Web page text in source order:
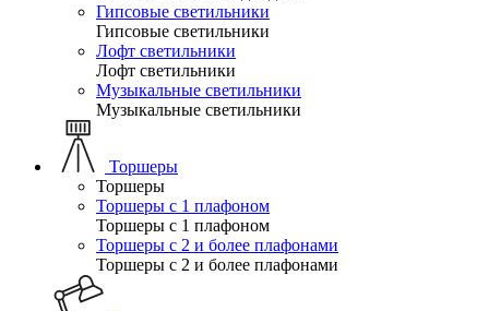
Гипсовые светильники
Гипсовые светильники
Лофт светильники
Лофт светильники
Музыкальные светильники
Музыкальные светильники
Торшеры
Торшеры
Торшеры с 1 плафоном
Торшеры с 1 плафоном
Торшеры с 2 и более плафонами
Торшеры с 2 и более плафонами